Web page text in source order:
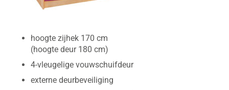
hoogte zijhek 170 cm
(hoogte deur 180 cm)
4-vleugelige vouwschuifdeur
externe deurbeveiliging